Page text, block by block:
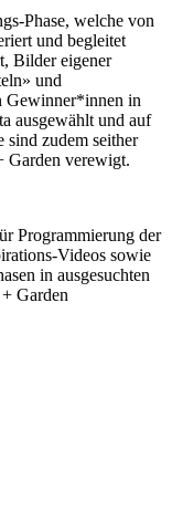
Phase, welche von
und begleitet
Bilder eigener
und
Gewinner*innen in
ausgewählt und auf
sind zudem seither
verewigt.
Programmierung der
Videos sowie
in ausgesuchten
Garden